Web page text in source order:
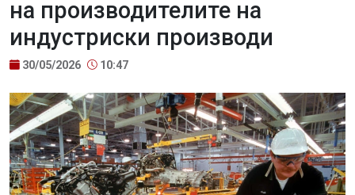
на производителите на
индустриски производи
30/05/2026 10:47